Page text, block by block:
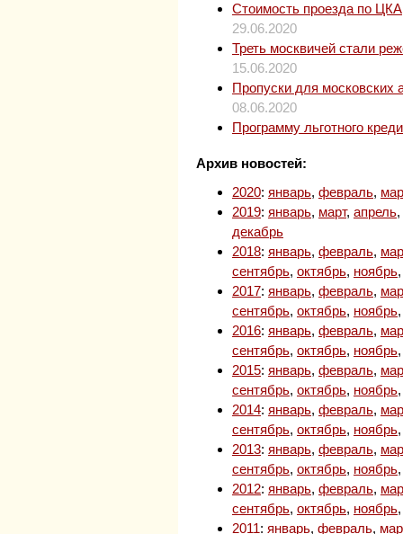
Стоимость проезда по
29.06.2020
Треть москвичей стали
15.06.2020
Пропуски для московских
08.06.2020
Программу льготного
Архив новостей:
2020: январь, февраль,
2019: январь, март, апрель,
декабрь
2018: январь, февраль,
сентябрь, октябрь, ноябрь
2017: январь, февраль,
сентябрь, октябрь, ноябрь
2016: январь, февраль,
сентябрь, октябрь, ноябрь
2015: январь, февраль,
сентябрь, октябрь, ноябрь
2014: январь, февраль,
сентябрь, октябрь, ноябрь
2013: январь, февраль,
сентябрь, октябрь, ноябрь
2012: январь, февраль,
сентябрь, октябрь, ноябрь
2011: январь, февраль,